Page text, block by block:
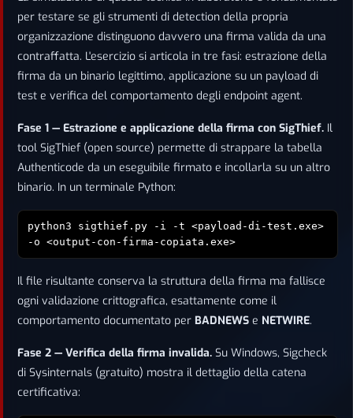
per testare se gli strumenti di detection della propria
organizzazione distinguono davvero una firma valida da una
contraffatta. L'esercizio si articola in tre fasi: estrazione della
firma da un binario legittimo, applicazione su un payload di
test e verifica del comportamento degli endpoint agent.
Fase 1 — Estrazione e applicazione della firma con SigThief. Il
tool SigThief (open source) permette di strappare la tabella
Authenticode da un eseguibile firmato e incollarla su un altro
binario. In un terminale Python:
python3 sigthief.py -i
-t <payload-di-test.exe>
-o <output-con-firma-copiata.exe>
Il file risultante conserva la struttura della firma ma fallisce
ogni validazione crittografica, esattamente come il
comportamento documentato per BADNEWS e NETWIRE.
Fase 2 — Verifica della firma invalida. Su Windows, Sigcheck
di Sysinternals (gratuito) mostra il dettaglio della catena
certificativa: